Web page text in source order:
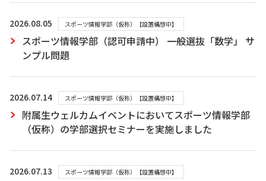
2026.08.05 スポーツ情報学部（仮称）【設置構想中】
スポーツ情報学部（認可申請中） 一般選抜「数学」 サ
ンプル問題
2026.07.14 スポーツ情報学部（仮称）【設置構想中】
附属生ウェルカムイベントにおいてスポーツ情報学部
（仮称）の学部選択セミナーを実施しました
2026.07.13 スポーツ情報学部（仮称）【設置構想中】